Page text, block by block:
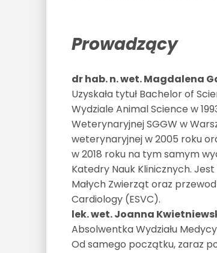
Prowadzący
dr hab. n. wet. Magdalena
Uzyskała tytuł Bachelor of
Wydziale Animal Science w
Weterynaryjnej SGGW w
weterynaryjnej w 2005 roku
w 2018 roku na tym samym
Katedry Nauk Klinicznych.
Małych Zwierząt oraz
Cardiology (ESVC).
lek. wet. Joanna
Absolwentka Wydziału
Od samego początku, zaraz